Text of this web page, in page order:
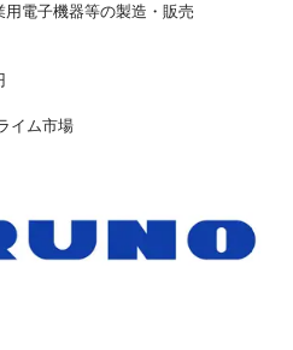
電子機器等の製造・販売
イム市場